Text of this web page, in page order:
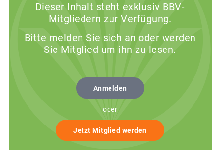
Dieser Inhalt steht exklusiv BBV-
Mitgliedern zur Verfügung.
Bitte melden Sie sich an oder werden
Sie Mitglied um ihn zu lesen.
Anmelden
oder
Jetzt Mitglied werden